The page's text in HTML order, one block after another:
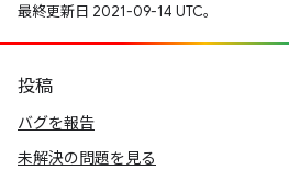
最終更新日 2021-09-14 UTC。
投稿
バグを報告
未解決の問題を見る